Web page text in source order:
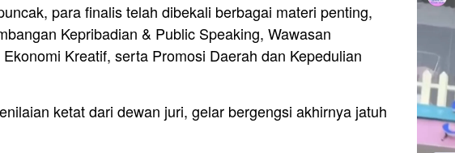
para finalis telah dibekali berbagai materi penting,
Kepribadian & Public Speaking, Wawasan
Kreatif, serta Promosi Daerah dan Kepedulian
ketat dari dewan juri, gelar bergengsi akhirnya jatuh